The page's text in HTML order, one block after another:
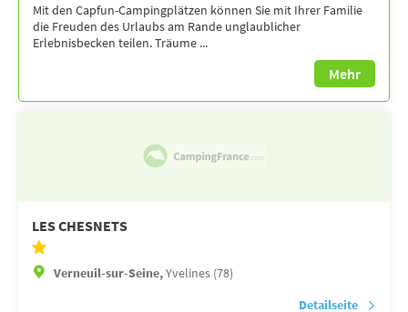
Mit den Capfun-Campingplätzen können Sie mit Ihrer Familie
die Freuden des Urlaubs am Rande unglaublicher
Erlebnisbecken teilen. Träume ...
Mehr
LES CHESNETS
Verneuil-sur-Seine,Yvelines (78)
Detailseite